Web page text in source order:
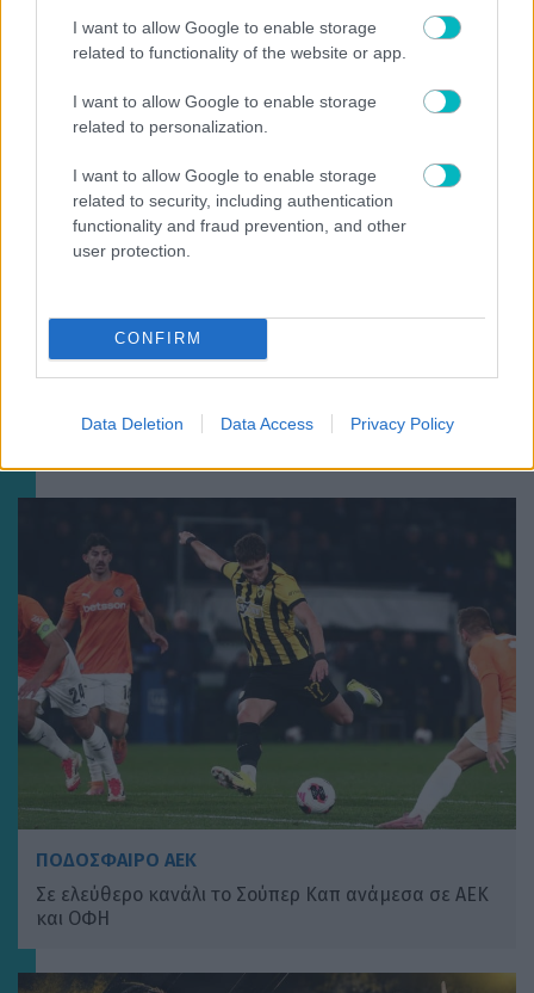
I want to allow Google to enable storage
related to functionality of the website or app.
I want to allow Google to enable storage
related to personalization.
I want to allow Google to enable storage
related to security, including authentication
functionality and fraud prevention, and other
user protection.
CONFIRM
Data Deletion Data Access Privacy Policy
ΠΟΔΟΣΦΑΙΡΟ ΑΕΚ
ΑΕΚ: Ο λόγος που δεν έπαιξε ο Μαρίν απέναντι στην
ΠΟΔΟΣΦΑΙΡΟ ΑΕΚ
Σε ελεύθερο κανάλι το Σούπερ Καπ ανάμεσα σε ΑΕΚ
και ΟΦΗ